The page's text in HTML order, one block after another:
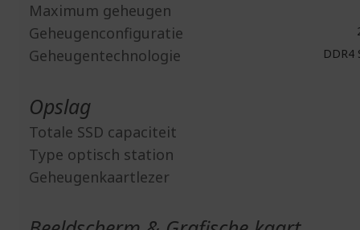
Maximum geheugen
Geheugenconfiguratie
Geheugentechnologie DDR4
Opslag
Totale SSD capaciteit
Type optisch station
Geheugenkaartlezer